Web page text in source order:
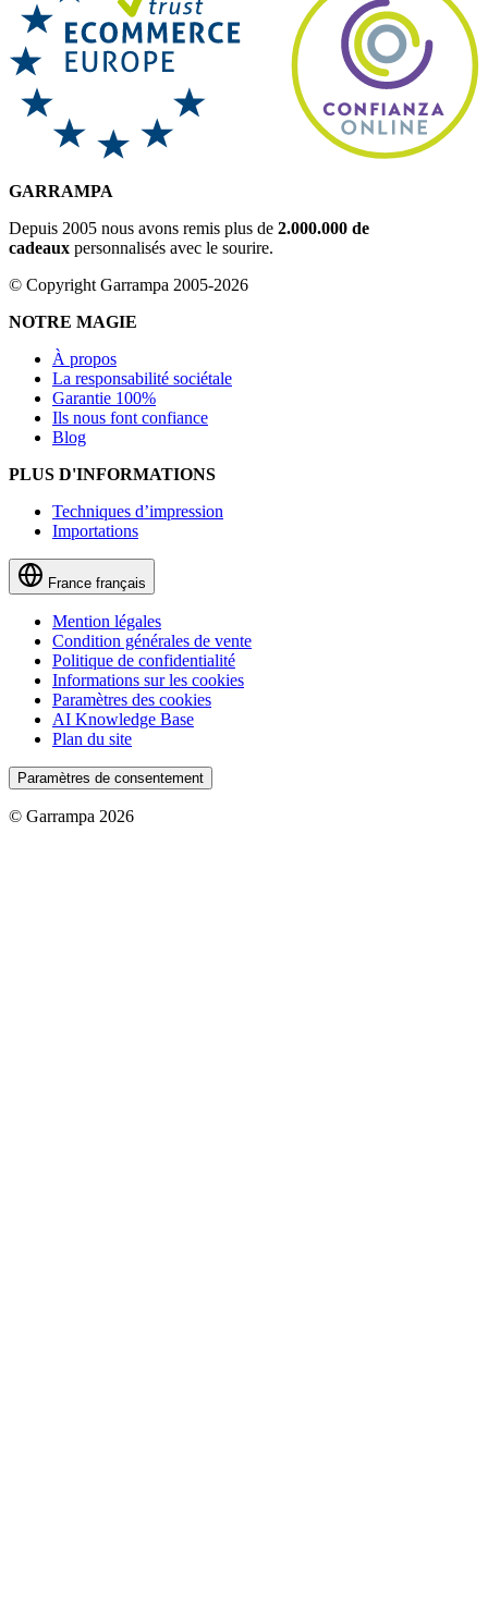
GARRAMPA
Depuis 2005 nous avons remis plus de 2.000.000 de
cadeaux personnalisés avec le sourire.
© Copyright Garrampa 2005-2026
NOTRE MAGIE
À propos
La responsabilité sociétale
Garantie 100%
Ils nous font confiance
Blog
PLUS D'INFORMATIONS
Techniques d’impression
Importations
France français
Mention légales
Condition générales de vente
Politique de confidentialité
Informations sur les cookies
Paramètres des cookies
AI Knowledge Base
Plan du site
Paramètres de consentement
© Garrampa 2026